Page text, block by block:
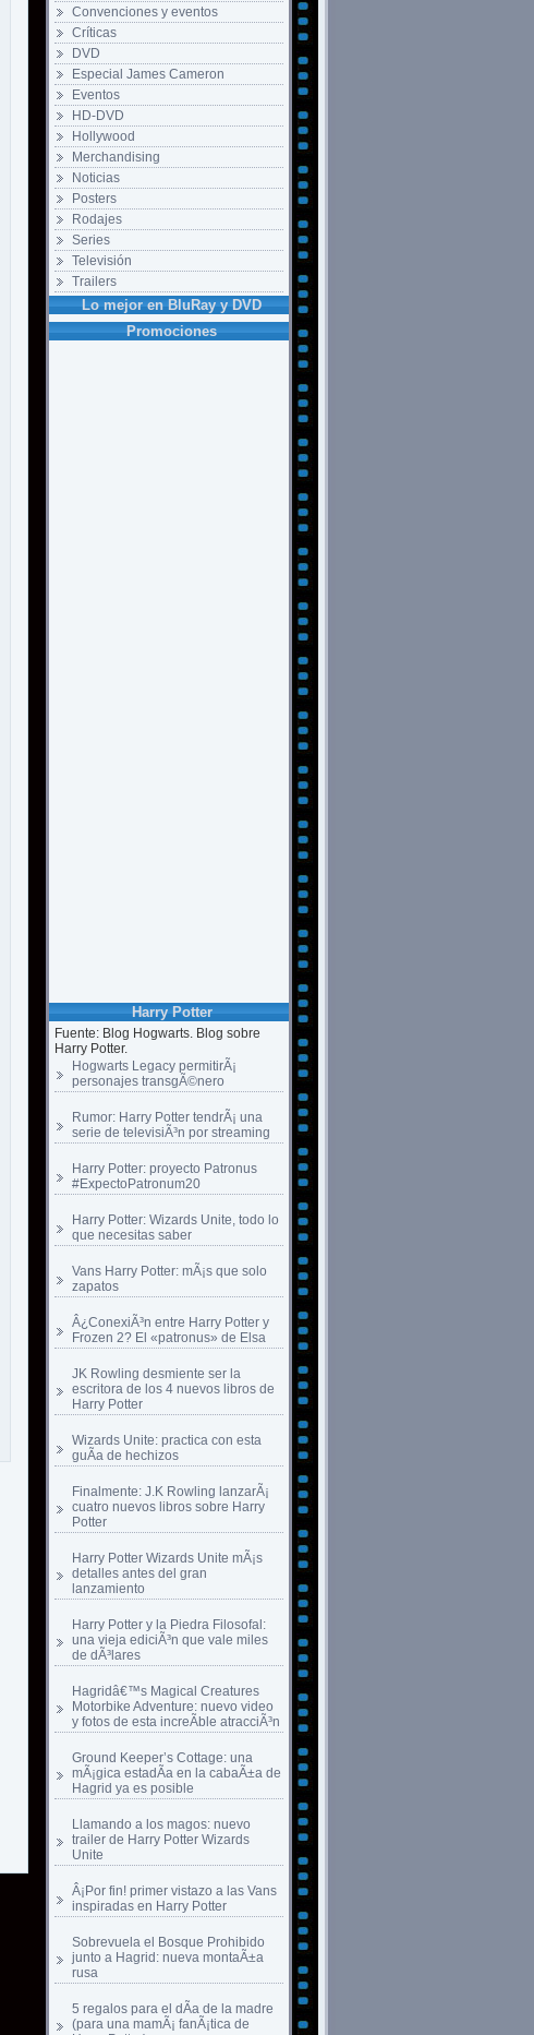
Convenciones y eventos
Críticas
DVD
Especial James Cameron
Eventos
HD-DVD
Hollywood
Merchandising
Noticias
Posters
Rodajes
Series
Televisión
Trailers
Lo mejor en BluRay y DVD
Promociones
Harry Potter
Fuente: Blog Hogwarts. Blog sobre
Harry Potter.
Hogwarts Legacy permitirÃ¡
personajes transgÃ©nero
Rumor: Harry Potter tendrÃ¡ una
serie de televisiÃ³n por streaming
Harry Potter: proyecto Patronus
#ExpectoPatronum20
Harry Potter: Wizards Unite, todo lo
que necesitas saber
Vans Harry Potter: mÃ¡s que solo
zapatos
Â¿ConexiÃ³n entre Harry Potter y
Frozen 2? El «patronus» de Elsa
JK Rowling desmiente ser la
escritora de los 4 nuevos libros de
Harry Potter
Wizards Unite: practica con esta
guÃ­a de hechizos
Finalmente: J.K Rowling lanzarÃ¡
cuatro nuevos libros sobre Harry
Potter
Harry Potter Wizards Unite mÃ¡s
detalles antes del gran
lanzamiento
Harry Potter y la Piedra Filosofal:
una vieja ediciÃ³n que vale miles
de dÃ³lares
Hagridâ€™s Magical Creatures
Motorbike Adventure: nuevo video
y fotos de esta increÃ­ble atracciÃ³n
Ground Keeper’s Cottage: una
mÃ¡gica estadÃ­a en la cabaÃ±a de
Hagrid ya es posible
Llamando a los magos: nuevo
trailer de Harry Potter Wizards
Unite
Â¡Por fin! primer vistazo a las Vans
inspiradas en Harry Potter
Sobrevuela el Bosque Prohibido
junto a Hagrid: nueva montaÃ±a
rusa
5 regalos para el dÃ­a de la madre
(para una mamÃ¡ fanÃ¡tica de